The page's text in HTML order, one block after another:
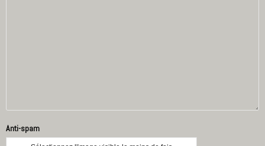
Anti-spam